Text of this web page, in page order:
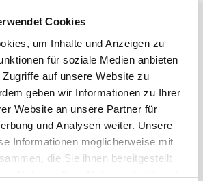
Cookies
um Inhalte und Anzeigen zu
für soziale Medien anbieten
auf unsere Website zu
geben wir Informationen zu Ihrer
Website an unsere Partner für
und Analysen weiter. Unsere
Informationen möglicherweise mit
die Sie ihnen bereitgestellt
Rahmen Ihrer Nutzung der Dienste